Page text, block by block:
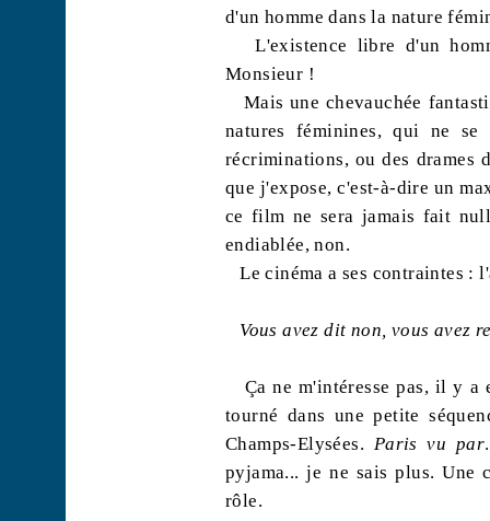
d'un homme dans la nature
L'existence libre d'un
Monsieur !
Mais une chevauchée
natures féminines, qui ne
récriminations, ou des drames
que j'expose, c'est-à-dire un
ce film ne sera jamais fait
endiablée, non.
Le cinéma a ses contraintes :
Vous avez dit non, vous avez
Ça ne m'intéresse pas, il y
tourné dans une petite
Champs-Elysées. Paris vu par
pyjama... je ne sais plus. Une
rôle.